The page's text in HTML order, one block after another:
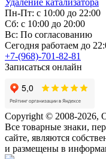
Пн-Пт: с 10:00 до 22:00
Сб: с 10:00 до 20:00
Вс: По согласованию
Сегодня работаем до
+7-(968)-701-82-81
Записаться онлайн
Copyright © 2008-2026,
Все товарные знаки,
сайте, являются
и размещены в